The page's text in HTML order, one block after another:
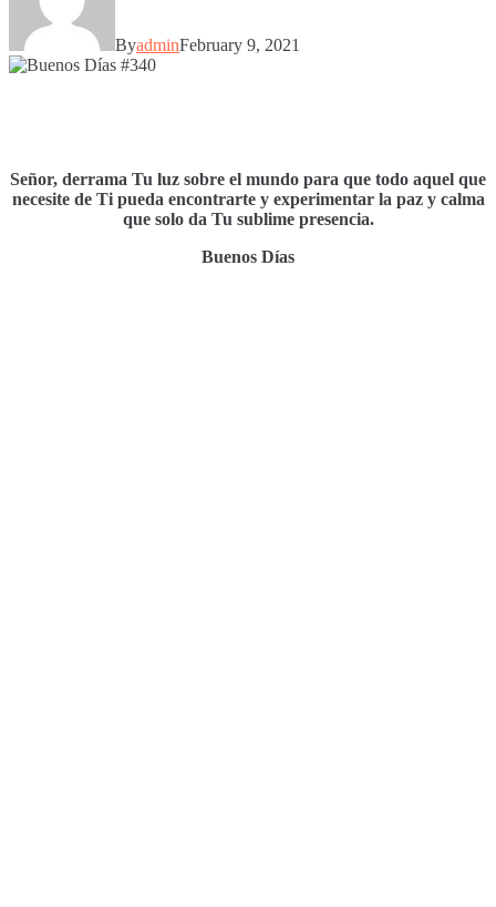
ByadminFebruary 9, 2021
Señor, derrama Tu luz sobre el mundo para que todo aquel que
necesite de Ti pueda encontrarte y experimentar la paz y calma
que solo da Tu sublime presencia.
Buenos Días